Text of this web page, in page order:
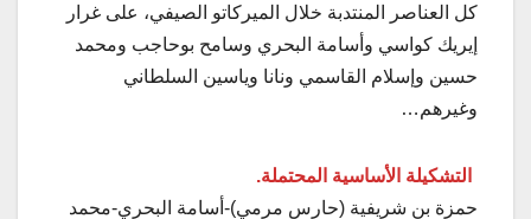
كل العناصر المنتدبة خلال الميركاتو الصيفي، على غرار
إيريك كواسي وأسامة البحري وسامح بوحاجب ومحمد
حسين وإسلام القاسمي ونانا وياسين السلطاني
وغيرهم…
التشكيلة الأساسية المحتملة.
حمزة بن شريفية (حارس مرمي)-أسامة البحري-محمد